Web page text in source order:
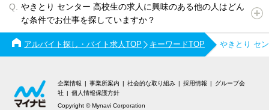
やきとり センター 高校生の求人に興味のある他の人はどん
な条件でお仕事を探していますか？
アルバイト探し・バイト求人TOP キーワードTOP やきとり セ
企業情報 事業所案内 社会的な取り組み 採用情報
グループ会
社
個人情報保護方針
Copyright © Mynavi Corporation